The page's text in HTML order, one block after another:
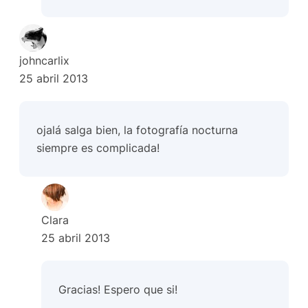
johncarlix
25 abril 2013
ojalá salga bien, la fotografía nocturna
siempre es complicada!
Clara
25 abril 2013
Gracias! Espero que si!